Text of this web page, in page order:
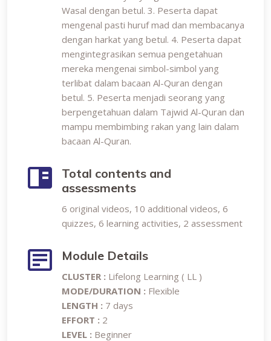
Wasal dengan betul. 3. Peserta dapat
mengenal pasti huruf mad dan membacanya
dengan harkat yang betul. 4. Peserta dapat
mengintegrasikan semua pengetahuan
mereka mengenai simbol-simbol yang
terlibat dalam bacaan Al-Quran dengan
betul. 5. Peserta menjadi seorang yang
berpengetahuan dalam Tajwid Al-Quran dan
mampu membimbing rakan yang lain dalam
bacaan Al-Quran.
Total contents and
assessments
6 original videos, 10 additional videos, 6
quizzes, 6 learning activities, 2 assessment
Module Details
CLUSTER : Lifelong Learning ( LL )
MODE/DURATION : Flexible
LENGTH : 7 days
EFFORT : 2
LEVEL : Beginner